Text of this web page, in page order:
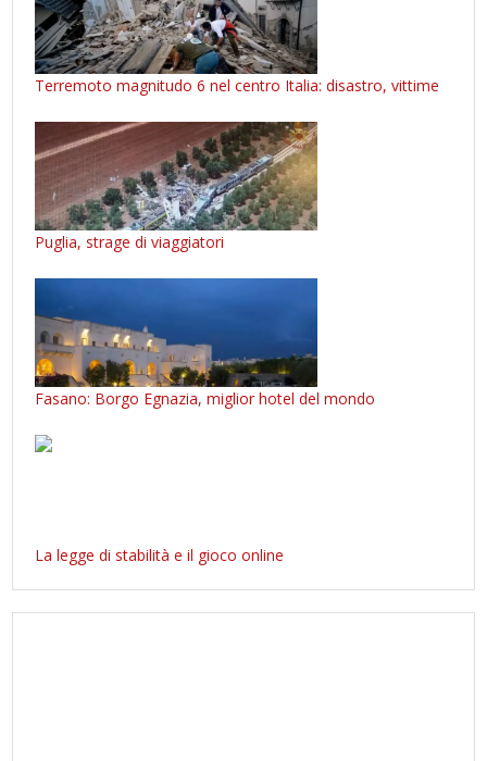
Terremoto magnitudo 6 nel centro Italia: disastro, vittime
Puglia, strage di viaggiatori
Fasano: Borgo Egnazia, miglior hotel del mondo
La legge di stabilità e il gioco online